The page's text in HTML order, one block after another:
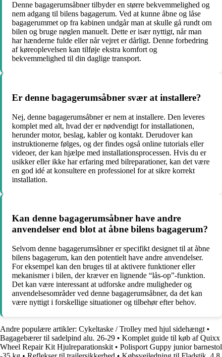
Denne bagagerumsåbner tilbyder en større bekvemmelighed og
nem adgang til bilens bagagerum. Ved at kunne åbne og låse
bagagerummet op fra kabinen undgår man at skulle gå rundt om
bilen og bruge nøglen manuelt. Dette er især nyttigt, når man
har hænderne fulde eller når vejret er dårligt. Denne forbedring
af køreoplevelsen kan tilføje ekstra komfort og
bekvemmelighed til din daglige transport.
Er denne bagagerumsåbner svær at installere?
Nej, denne bagagerumsåbner er nem at installere. Den leveres
komplet med alt, hvad der er nødvendigt for installationen,
herunder motor, beslag, kabler og kontakt. Derudover kan
instruktionerne følges, og der findes også online tutorials eller
videoer, der kan hjælpe med installationsprocessen. Hvis du er
usikker eller ikke har erfaring med bilreparationer, kan det være
en god idé at konsultere en professionel for at sikre korrekt
installation.
Kan denne bagagerumsåbner have andre
anvendelser end blot at åbne bilens bagagerum?
Selvom denne bagagerumsåbner er specifikt designet til at åbne
bilens bagagerum, kan den potentielt have andre anvendelser.
For eksempel kan den bruges til at aktivere funktioner eller
mekanismer i bilen, der kræver en lignende “lås-op”-funktion.
Det kan være interessant at udforske andre muligheder og
anvendelsesområder ved denne bagagerumsåbner, da det kan
være nyttigt i forskellige situationer og tilbehør efter behov.
Andre populære artikler: Cykeltaske / Trolley med hjul sidehængt •
Bagagebærer til sadelpind alu. 26-29 • Komplet guide til køb af Quixx
Wheel Repair Kit Hjulreparationskit • Polisport Guppy junior barnestol